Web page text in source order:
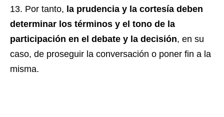
Por tanto, la prudencia y la cortesía deben
determinar los términos y el tono de la
participación en el debate y la decisión, en su
caso, de proseguir la conversación o poner fin a la
misma.